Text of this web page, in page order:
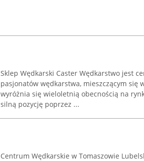
Sklep Wędkarski Caster Wędkarstwo jest
pasjonatów wędkarstwa, mieszczącym się
wyróżnia się wieloletnią obecnością na
silną pozycję poprzez ...
Centrum Wędkarskie w Tomaszowie